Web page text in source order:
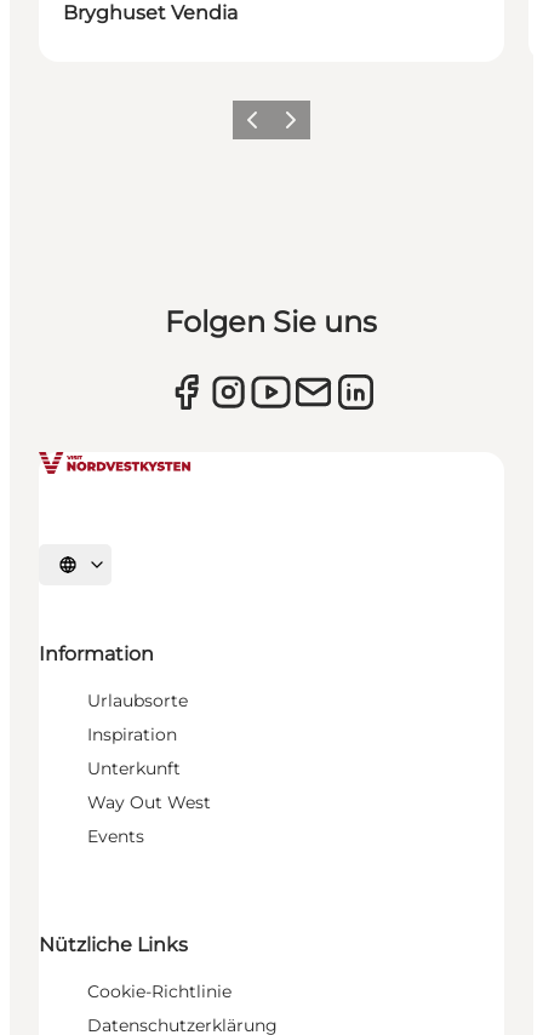
Bryghuset Vendia
ZurückWeiter
Folgen Sie uns
Sprache auswählen
Information
Urlaubsorte
Inspiration
Unterkunft
Way Out West
Events
Nützliche Links
Cookie-Richtlinie
Datenschutzerklärung